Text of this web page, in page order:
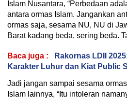
Islam Nusantara, “Perbedaan
antara ormas Islam. Jangankan
ormas saja, sesama NU, NU di
Barat kadang beda, sering beda.
Baca juga :
Rakornas LDII
Karakter Luhur dan Kiat Public
Jadi jangan sampai sesama
Islam lainnya, “Itu intoleran